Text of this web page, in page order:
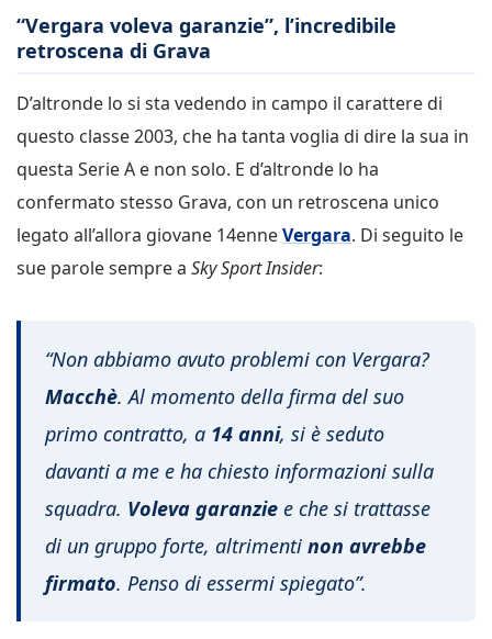
“Vergara voleva garanzie”, l’incredibile
retroscena di Grava
D’altronde lo si sta vedendo in campo il carattere di
questo classe 2003, che ha tanta voglia di dire la sua in
questa Serie A e non solo. E d’altronde lo ha
confermato stesso Grava, con un retroscena unico
legato all’allora giovane 14enneVergara. Di seguito le
sue parole sempre a Sky Sport Insider:
“Non abbiamo avuto problemi con Vergara?
Macchè. Al momento della firma del suo
primo contratto, a 14 anni, si è seduto
davanti a me e ha chiesto informazioni sulla
squadra. Voleva garanzie e che si trattasse
di un gruppo forte, altrimenti non avrebbe
firmato. Penso di essermi spiegato”.